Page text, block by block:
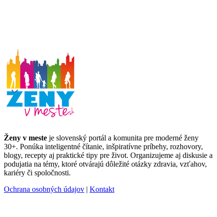
Ženy v meste je slovenský portál a komunita pre moderné ženy
30+. Ponúka inteligentné čítanie, inšpiratívne príbehy, rozhovory,
blogy, recepty aj praktické tipy pre život. Organizujeme aj diskusie a
podujatia na témy, ktoré otvárajú dôležité otázky zdravia, vzťahov,
kariéry či spoločnosti.
Ochrana osobných údajov | Kontakt